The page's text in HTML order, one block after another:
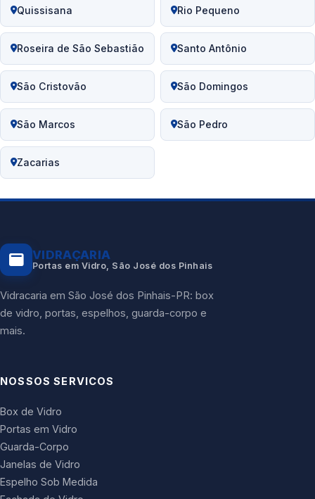
Quissisana Rio Pequeno
Roseira de São Sebastião Santo Antônio
São Cristovão São Domingos
São Marcos São Pedro
Zacarias
VIDRAÇARIA
Portas em Vidro, São José dos Pinhais
Vidracaria em São José dos Pinhais-PR: box
de vidro, portas, espelhos, guarda-corpo e
mais.
NOSSOS SERVICOS
Box de Vidro
Portas em Vidro
Guarda-Corpo
Janelas de Vidro
Espelho Sob Medida